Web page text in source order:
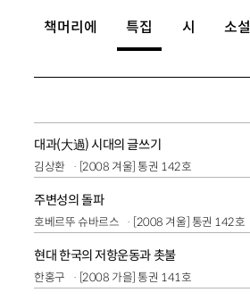
책머리에 특집 시 소설
대과(大過) 시대의 글쓰기
김상환 [2008 겨울] 통권 142호
주변성의 돌파
호베르뚜 슈바르스 [2008 겨울] 통권 142호
현대 한국의 저항운동과 촛불
한홍구 [2008 가을] 통권 141호